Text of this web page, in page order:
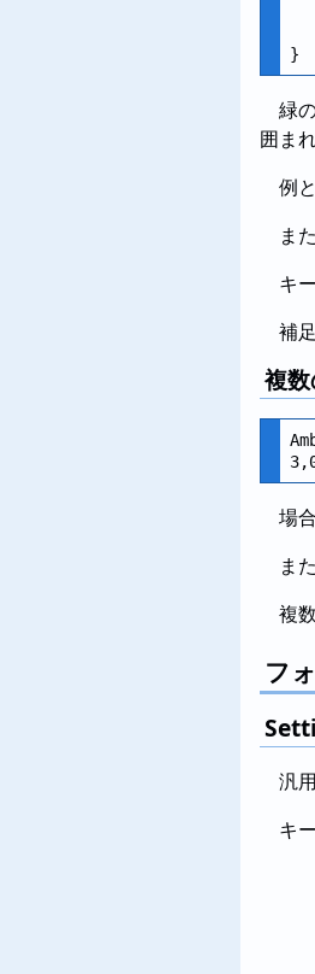
緑
囲ま
例
ま
キ
補
複
場
ま
複
フ
汎
キ